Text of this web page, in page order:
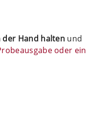
der Hand halten und
oder ein